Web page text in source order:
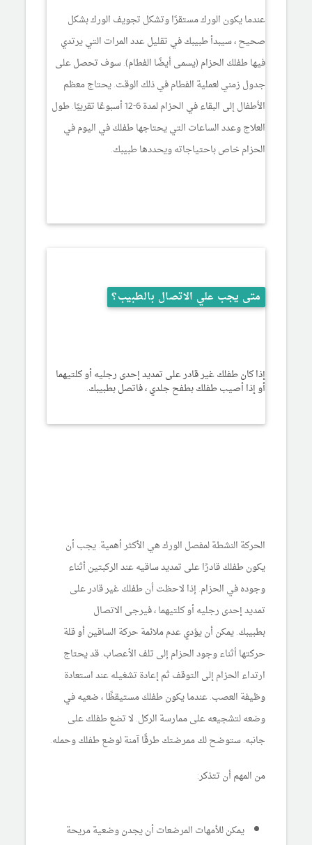
عندما يكون الورك مستقرًا وتشكل تجويف الورك بشكل
صحيح ، سيبدأ طبيبك في تقليل عدد المرات التي يرتدي
فيها طفلك الحزام (يسمى أيضًا الفطام). سوف تحصل على
جدول زمني لعملية الفطام في ذلك الوقت. يحتاج معظم
الأطفال إلى البقاء في الحزام لمدة 6-12 أسبوعًا تقريبًا. طول
العلاج وعدد الساعات التي يحتاجها طفلك في اليوم في
الحزام خاص باحتياجاته ويحددها طبيبك.
متى يجب علي الاتصال بالطبيب؟
إذا كان طفلك غير قادر على تمديد إحدى رجليه أو كلتيهما
أو إذا أصيب طفلك بطفح جلدي ، فاتصل بطبيبك.
الحركة النشطة لمفصل الورك هي الأكثر أهمية. يجب أن
يكون طفلك قادرًا على تمديد ساقيه عند الركبتين أثناء
وجوده في الحزام. إذا لاحظت أن طفلك غير قادر على
تمديد إحدى رجليه أو كلتيهما ، فيرجى الاتصال
بطبيبك. يمكن أن يؤدي عدم ملائمة حركة الساقين أو قلة
حركتها أثناء وجود الحزام إلى تلف الأعصاب. قد يحتاج
ارتداء الحزام إلى التوقف ثم إعادة تشغيله عند استعادة
وظيفة العصب. عندما يكون طفلك مستيقظًا ، ضعيه في
وضعه لتشجيعه على ممارسة الركل. لا تضع طفلك على
جانبه. ستوضح لك ممرضتك طرقًا آمنة لوضع طفلك وحمله.
من المهم أن تتذكر:
يمكن للأمهات المرضعات أن يجدن وضعية مريحة